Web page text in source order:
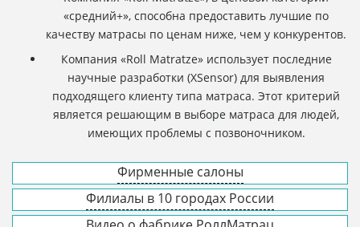
«средний+», способна предоставить лучшие по
качеству матрасы по ценам ниже, чем у конкурентов.
Компания «Roll Matratze» использует последние
научные разработки (XSensor) для выявления
подходящего клиенту типа матраса. Этот критерий
является решающим в выборе матраса для людей,
имеющих проблемы с позвоночником.
Фирменные салоны
Филиалы в 10 городах России